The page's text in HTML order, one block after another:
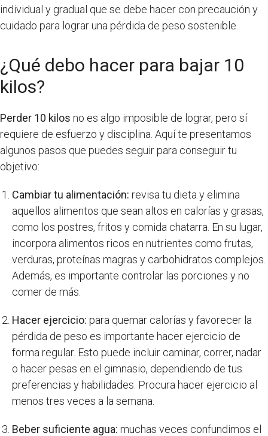
individual y gradual que se debe hacer con precaución y
cuidado para lograr una pérdida de peso sostenible.
¿Qué debo hacer para bajar 10
kilos?
Perder 10 kilos no es algo imposible de lograr, pero sí
requiere de esfuerzo y disciplina. Aquí te presentamos
algunos pasos que puedes seguir para conseguir tu
objetivo:
Cambiar tu alimentación: revisa tu dieta y elimina
aquellos alimentos que sean altos en calorías y grasas,
como los postres, fritos y comida chatarra. En su lugar,
incorpora alimentos ricos en nutrientes como frutas,
verduras, proteínas magras y carbohidratos complejos.
Además, es importante controlar las porciones y no
comer de más.
Hacer ejercicio: para quemar calorías y favorecer la
pérdida de peso es importante hacer ejercicio de
forma regular. Esto puede incluir caminar, correr, nadar
o hacer pesas en el gimnasio, dependiendo de tus
preferencias y habilidades. Procura hacer ejercicio al
menos tres veces a la semana.
Beber suficiente agua: muchas veces confundimos el